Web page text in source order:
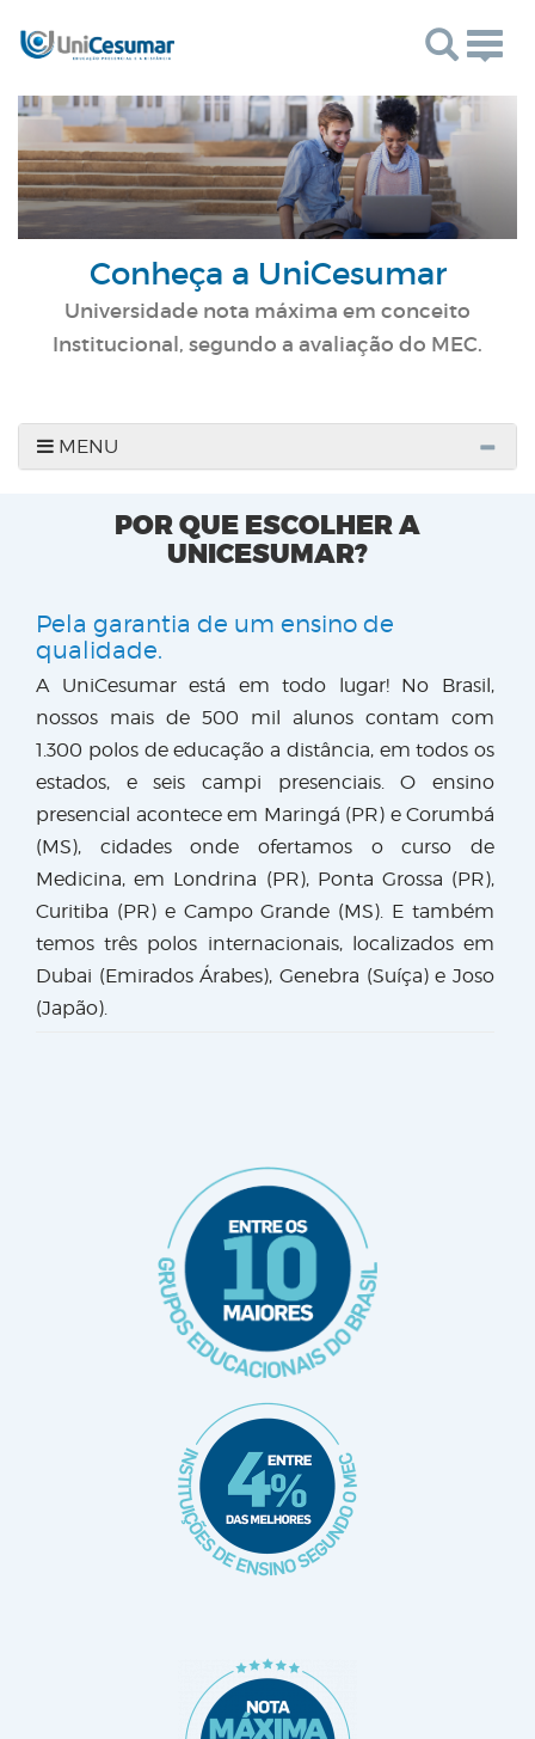
Conheça a UniCesumar
Universidade nota máxima em conceito
Institucional, segundo a avaliação do MEC.
MENU
POR QUE ESCOLHER A
UNICESUMAR?
Pela garantia de um ensino de
qualidade.
A UniCesumar está em todo lugar! No Brasil,
nossos mais de 500 mil alunos contam com
1.300 polos de educação a distância, em todos os
estados, e seis campi presenciais. O ensino
presencial acontece em Maringá (PR) e Corumbá
(MS), cidades onde ofertamos o curso de
Medicina, em Londrina (PR), Ponta Grossa (PR),
Curitiba (PR) e Campo Grande (MS). E também
temos três polos internacionais, localizados em
Dubai (Emirados Árabes), Genebra (Suíça) e Joso
(Japão).